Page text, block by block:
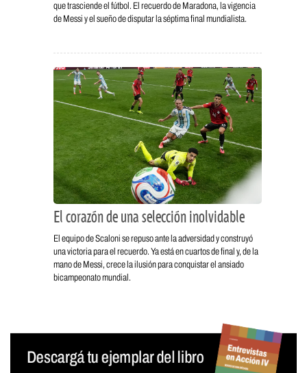
que trasciende el fútbol. El recuerdo de Maradona, la vigencia
de Messi y el sueño de disputar la séptima final mundialista.
El corazón de una selección inolvidable
El equipo de Scaloni se repuso ante la adversidad y construyó
una victoria para el recuerdo. Ya está en cuartos de final y, de la
mano de Messi, crece la ilusión para conquistar el ansiado
bicampeonato mundial.